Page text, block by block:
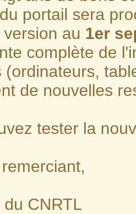
portail sera
au 1er
complète de
(ordinateurs,
de nouvelles
tester la
CNRTL